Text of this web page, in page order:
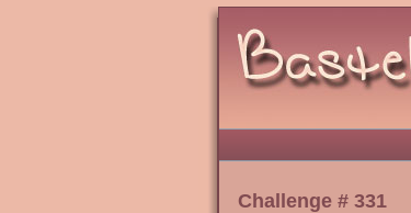
Challenge # 331